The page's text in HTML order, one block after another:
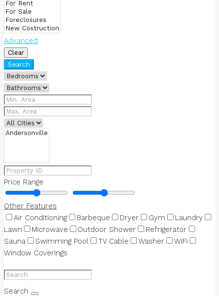
Advanced
Clear
Search
Price Range
Other Features
Air Conditioning
Barbeque Dryer Gym
Laundry
Lawn
Microwave Outdoor Shower
Refrigerator
Sauna
Swimming Pool TV Cable Washer
WiFi
Window Coverings
Search